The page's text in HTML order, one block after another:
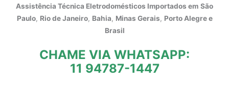
Assistência Técnica Eletrodomésticos Importados em São
Paulo, Rio de Janeiro, Bahia, Minas Gerais, Porto Alegre e
Brasil
CHAME VIA WHATSAPP:
11 94787-1447